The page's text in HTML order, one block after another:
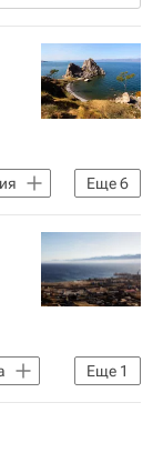
Еще6
Еще 1